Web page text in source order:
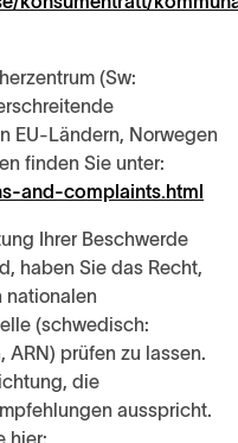
(Sw:
EU-Ländern, Norwegen
finden Sie unter:
and-complaints.html
Ihrer Beschwerde
haben Sie das Recht,
nationalen
(schwedisch:
ARN) prüfen zu lassen.
die
ausspricht.
hier: